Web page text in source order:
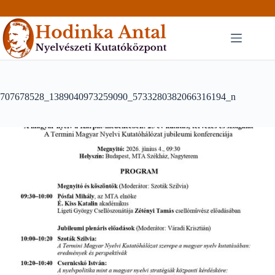
to
content
707678528_1389040973259090_5733280382066316194_n